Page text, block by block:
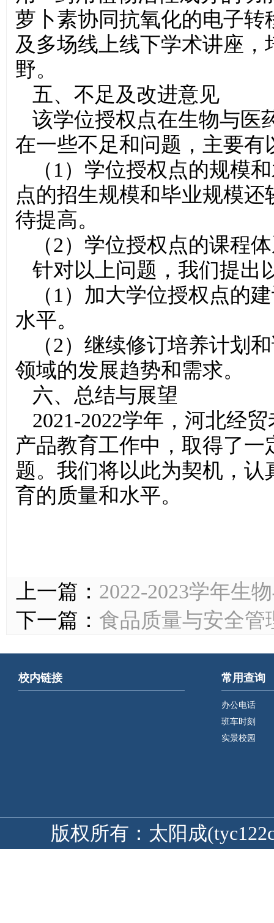
萝卜素协同抗氧化的电子转
及多场线上线下学术讲座
野。
五、不足及改进意见
该学位授权点在生物与医
在一些不足和问题，主要有
（1）学位授权点的规模
点的招生规模和毕业规模
待提高。
（2）学位授权点的课程
针对以上问题，我们提出
（1）加大学位授权点的
水平。
（2）继续修订培养计划
领域的发展趋势和需求。
六、总结与展望
2021-2022学年，河北经
产品教育工作中，取得了
题。我们将以此为契机，
育的质量和水平。
上一篇： 2022-2023学年生
下一篇： 食品质量与安全管
校内链接 常用查询
办公电话
班车时刻
实景校园
版权所有：太阳成